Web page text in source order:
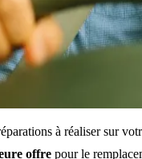
à réaliser sur
offre pour le